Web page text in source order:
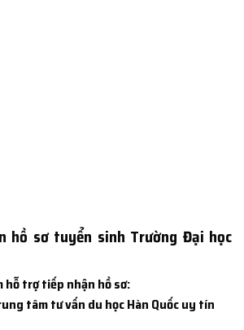
hồ sơ tuyển sinh Trường Đại học
trợ tiếp nhận hồ sơ:
tâm tư vấn du học Hàn Quốc uy tín